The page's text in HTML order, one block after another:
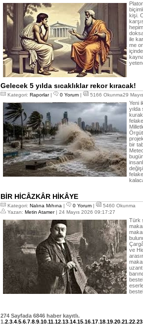
kişi.
ile
me
Gelecek 5 yılda sıcaklıklar rekor kıracak!
Kategori: Raporlar| 0 Yorum | 5166 Okunma29
Yeni
yılda
bir
BİR HİCÂZKÂR HİKÂYE
Kategori: Nalına Mıhına | 0 Yorum |
5460 Okunma
Yazan: Metin Atamer| 24 Mayıs 2026 09:17:27
Türk
ve
274 Sayfada 6846 haber kayıtlı.
1.2.3.4.5.6.7.8.9.10.11.12.13.14.15.16.17.18.19.20.21.22.23